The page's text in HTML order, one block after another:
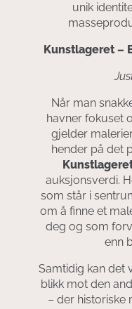
unik
Kunstlageret –
Når man
havner fokuset
gjelder
hender på det
auksjonsverdi.
som står i
om å finne et
deg og som
enn
Samtidig kan det
blikk mot den
– der historiske